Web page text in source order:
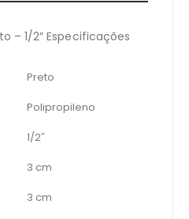
– 1/2″ Especificações
Preto
Polipropileno
1/2″
3 cm
3 cm